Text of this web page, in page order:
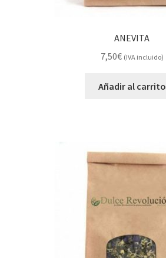
ANEVITA
7,50€ (IVA incluido)
Añadir al carrito